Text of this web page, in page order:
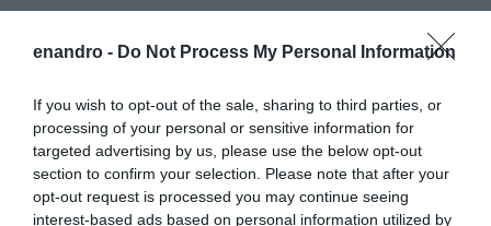
enandro - Do Not Process My Personal Information
If you wish to opt-out of the sale, sharing to third parties, or
processing of your personal or sensitive information for
targeted advertising by us, please use the below opt-out
section to confirm your selection. Please note that after your
opt-out request is processed you may continue seeing
interest-based ads based on personal information utilized by